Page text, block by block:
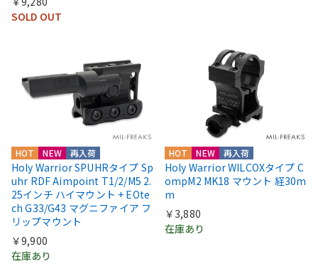
SOLD OUT
HOT NEW 再入荷
Holy Warrior SPUHRタイプ Sp
uhr RDF Aimpoint T1/2/M5 2.
25インチ ハイマウント + EOte
ch G33/G43 マグニファイア フ
リップマウント
￥9,900
在庫あり
HOT NEW 再入荷
Holy Warrior WILCOXタイプ C
ompM2 MK18 マウント 経30m
m
￥3,880
在庫あり